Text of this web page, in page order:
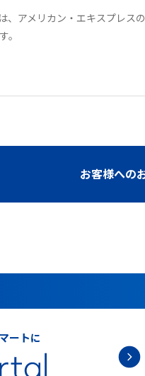
、アメリカン・エキスプレ
。
お客様への
ートに